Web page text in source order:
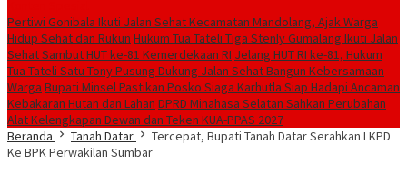
Pertiwi Gonibala Ikuti Jalan Sehat Kecamatan Mandolang, Ajak Warga
Hidup Sehat dan Rukun Hukum Tua Tateli Tiga Stenly Gumalang Ikuti Jalan
Sehat Sambut HUT ke-81 Kemerdekaan RI Jelang HUT RI ke-81, Hukum
Tua Tateli Satu Tony Pusung Dukung Jalan Sehat Bangun Kebersamaan
Warga Bupati Minsel Pastikan Posko Siaga Karhutla Siap Hadapi Ancaman
Kebakaran Hutan dan Lahan DPRD Minahasa Selatan Sahkan Perubahan
Alat Kelengkapan Dewan dan Teken KUA-PPAS 2027
Beranda
Tanah Datar
Tercepat, Bupati Tanah Datar Serahkan LKPD
Ke BPK Perwakilan Sumbar